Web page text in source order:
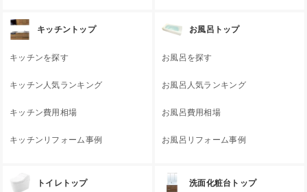
キッチントップ
キッチンを探す
キッチン人気ランキング
キッチン費用相場
キッチンリフォーム事例
お風呂トップ
お風呂を探す
お風呂人気ランキング
お風呂費用相場
お風呂リフォーム事例
トイレトップ 洗面化粧台トップ